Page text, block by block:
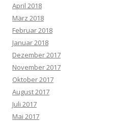
April 2018
März 2018
Februar 2018
Januar 2018
Dezember 2017
November 2017
Oktober 2017
August 2017
Juli 2017
Mai 2017